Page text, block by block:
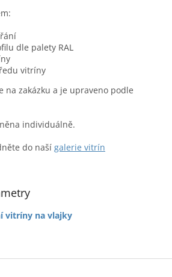
dle palety RAL
vitríny
na zakázku a je upraveno podle
individuálně.
do naší galerie vitrín
vitríny na vlajky